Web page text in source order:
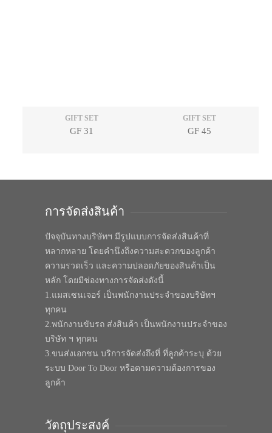
GIFT SET
GF 31
GIFT SET
GF 45
การจัดส่งสินค้า
ปัจจุบันทางบริษัทฯ มีรูปแบบการจัดส่งสินค้าที่
หลากหลาย โดยคำนึงถึงความสะดวกของลูกค้า
ความรวดเร็ว และความปลอดภัยของสินค้าเป็น
หลัก โดยมีช่องทางการจัดส่งดังนี้
1.แมสเซนเจอร์ เป็นพนักงานประจำของบริษัทฯ
ทุกคน
2.พนักงานขับรถ ส่งสินค้า เป็นพนักงานประจำของ
บริษัท ฯ ทุกคน
3.ขนส่งเอกชน บริการจัดส่งถึงที่ ที่ลูกค้าระบุ ด้วย
ระบบ Door To Door หรือตามความต้องการของ
ลูกค้า
วัตถุประสงค์